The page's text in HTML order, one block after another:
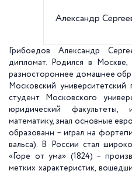
Александр
Грибоедов Александр
дипломат. Родился в
разностороннее домашнее
Московский
студент Московского
юридический факультеты,
математику, знал основные
образованн – играл на
вальса). В России стал
«Горе от ума» (1824) –
метких характеристик,